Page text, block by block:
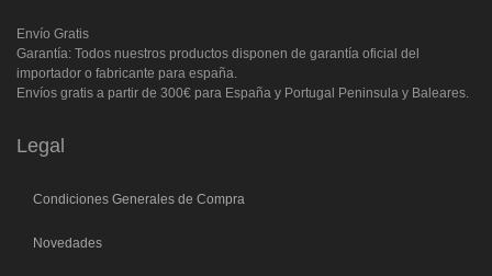
Envío Gratis
Garantía: Todos nuestros productos disponen de garantía oficial del
importador o fabricante para españa.
Envíos gratis a partir de 300€ para España y Portugal Peninsula y Baleares.
Legal
Condiciones Generales de Compra
Novedades